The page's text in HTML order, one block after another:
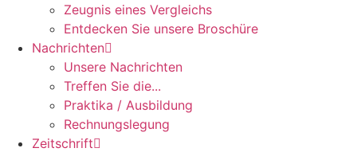
Zeugnis eines Vergleichs
Entdecken Sie unsere Broschüre
Nachrichten
Unsere Nachrichten
Treffen Sie die...
Praktika / Ausbildung
Rechnungslegung
Zeitschrift